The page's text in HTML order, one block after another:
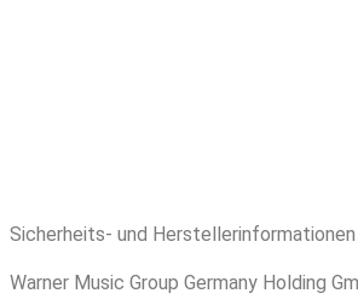
Sicherheits- und Herstellerinformationen
Warner Music Group Germany Holding